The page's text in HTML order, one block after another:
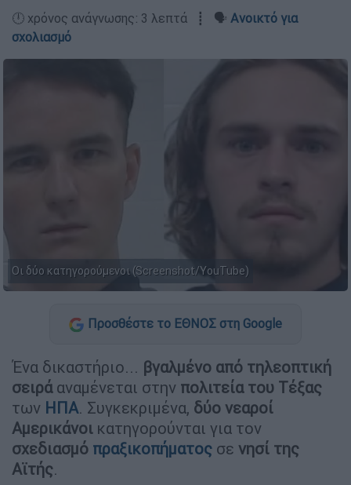
🕛 χρόνος ανάγνωσης: 3 λεπτά ┋ 🗣️ Ανοικτό για
σχολιασμό
Οι δύο κατηγορούμενοι (Screenshot/YouTube)
Προσθέστε το ΕΘΝΟΣ στη Google
Ένα δικαστήριο... βγαλμένο από τηλεοπτική
σειράαναμένεται στην πολιτεία του Τέξας
των ΗΠΑ. Συγκεκριμένα, δύο νεαροί
Αμερικάνοι κατηγορούνται για τον
σχεδιασμό πραξικοπήματος σε νησί της
Αϊτής.